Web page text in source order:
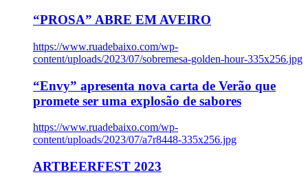
“PROSA” ABRE EM AVEIRO
https://www.ruadebaixo.com/wp-
content/uploads/2023/07/sobremesa-golden-hour-335x256.jpg
“Envy” apresenta nova carta de Verão que
promete ser uma explosão de sabores
https://www.ruadebaixo.com/wp-
content/uploads/2023/07/a7r8448-335x256.jpg
ARTBEERFEST 2023